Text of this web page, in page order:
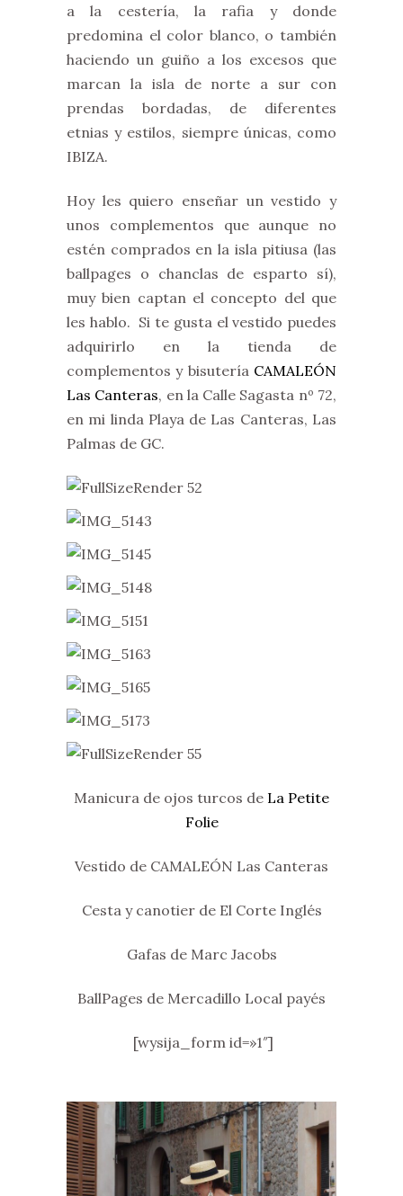
a la cestería, la rafia y donde
predomina el color blanco, o también
haciendo un guiño a los excesos que
marcan la isla de norte a sur con
prendas bordadas, de diferentes
etnias y estilos, siempre únicas, como
IBIZA.
Hoy les quiero enseñar un vestido y
unos complementos que aunque no
estén comprados en la isla pitiusa (las
ballpages o chanclas de esparto sí),
muy bien captan el concepto del que
les hablo. Si te gusta el vestido puedes
adquirirlo en la tienda de
complementos y bisutería CAMALEÓN
Las Canteras, en la Calle Sagasta nº 72,
en mi linda Playa de Las Canteras, Las
Palmas de GC.
Manicura de ojos turcos de La Petite
Folie
Vestido de CAMALEÓN Las Canteras
Cesta y canotier de El Corte Inglés
Gafas de Marc Jacobs
BallPages de Mercadillo Local payés
[wysija_form id=»1″]